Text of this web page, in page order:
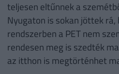
teljesen eltűnnek a
Nyugaton is sokan jöttek
rendszerben a PET nem
rendesen meg is szedték
az itthon is megtörténhet